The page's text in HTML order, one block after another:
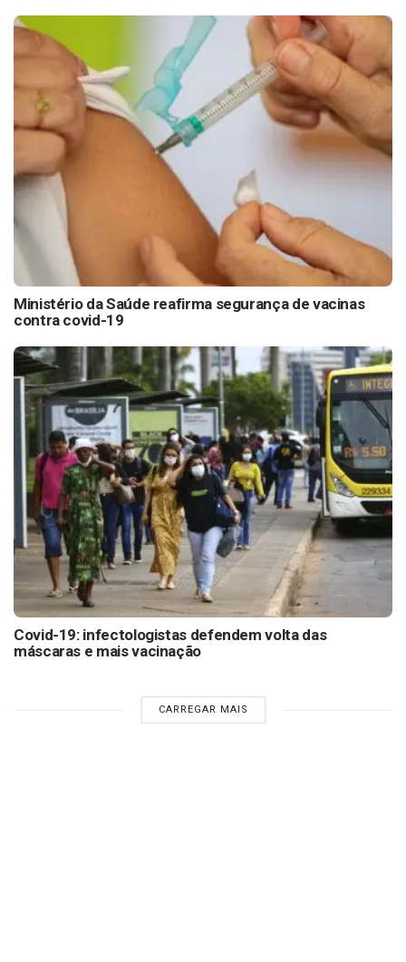
Ministério da Saúde reafirma segurança de vacinas
contra covid-19
Covid-19: infectologistas defendem volta das
máscaras e mais vacinação
CARREGAR MAIS